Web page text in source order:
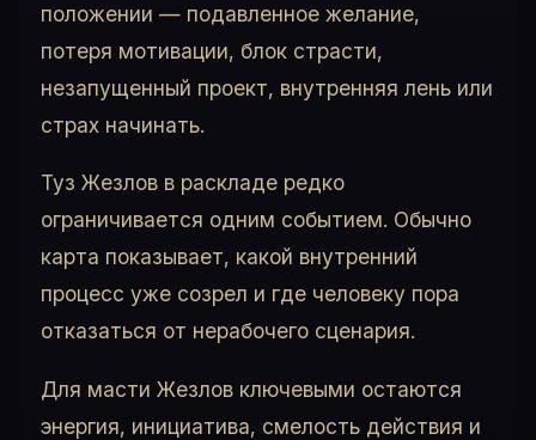
положении — подавленное желание,
потеря мотивации, блок страсти,
незапущенный проект, внутренняя лень или
страх начинать.
Туз Жезлов в раскладе редко
ограничивается одним событием. Обычно
карта показывает, какой внутренний
процесс уже созрел и где человеку пора
отказаться от нерабочего сценария.
Для масти Жезлов ключевыми остаются
энергия, инициатива, смелость действия и